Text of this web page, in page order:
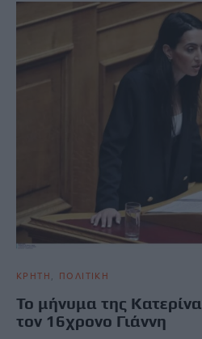
ΚΡΗΤΗ ΠΟΛΙΤΙΚΗ
Το μήνυμα της
τον 16χρονο Γιάννη